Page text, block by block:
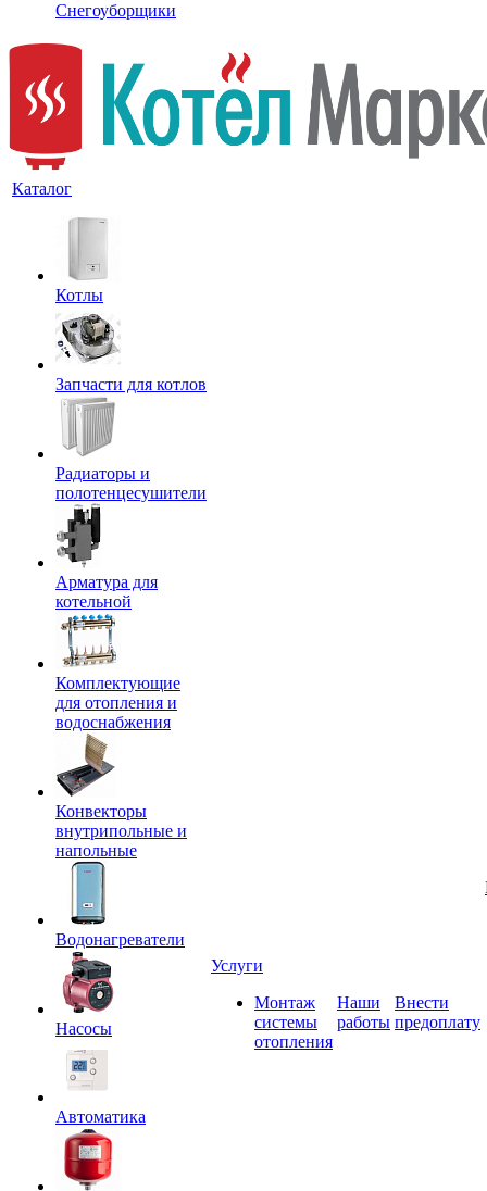
Снегоуборщики
Каталог
Котлы
Запчасти для котлов
Радиаторы и
полотенцесушители
Арматура для
котельной
Комплектующие
для отопления и
водоснабжения
Конвекторы
внутрипольные и
напольные
Водонагреватели
Насосы
Автоматика
Услуги
Монтаж
системы
отопления
Наши
работы
Внести
предоплату